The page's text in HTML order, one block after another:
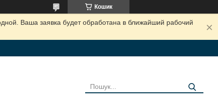
Кошик
Ваша заявка будет обработана в ближайший рабочий